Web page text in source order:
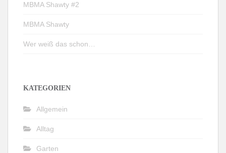
MBMA Shawty #2
MBMA Shawty
Wer weiß das schon…
KATEGORIEN
Allgemein
Alltag
Garten